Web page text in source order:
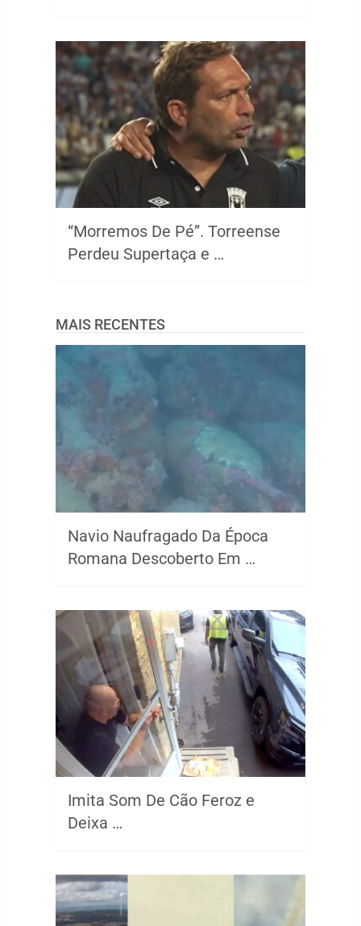
“Morremos De Pé”. Torreense
Perdeu Supertaça e …
MAIS RECENTES
Navio Naufragado Da Época
Romana Descoberto Em …
Imita Som De Cão Feroz e
Deixa …